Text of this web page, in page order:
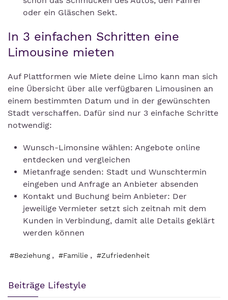
oder ein Gläschen Sekt.
In 3 einfachen Schritten eine
Limousine mieten
Auf Plattformen wie Miete deine Limo kann man sich
eine Übersicht über alle verfügbaren Limousinen an
einem bestimmten Datum und in der gewünschten
Stadt verschaffen. Dafür sind nur 3 einfache Schritte
notwendig:
Wunsch-Limonsine wählen: Angebote online
entdecken und vergleichen
Mietanfrage senden: Stadt und Wunschtermin
eingeben und Anfrage an Anbieter absenden
Kontakt und Buchung beim Anbieter: Der
jeweilige Vermieter setzt sich zeitnah mit dem
Kunden in Verbindung, damit alle Details geklärt
werden können
#Beziehung , #Familie , #Zufriedenheit
Beiträge Lifestyle